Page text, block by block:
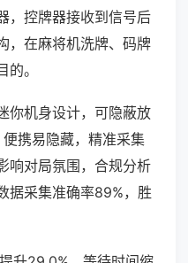
，控牌器接收到信号后
，在麻将机洗牌、码牌
。
你机身设计，可隐蔽放
携易隐藏，精准采集
响对局氛围，合规分析
据采集准确率89%，胜